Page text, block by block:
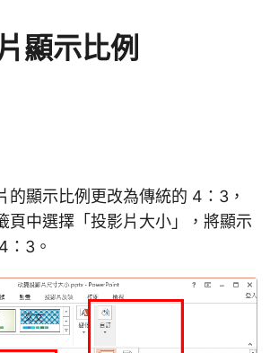
顯示比例
的顯示比例更改為傳統的 4：3，
頁中選擇「投影片大小」，將顯示
：3。